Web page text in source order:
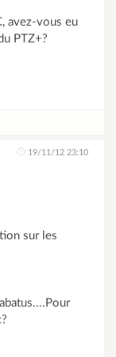
avez-vous eu
PTZ+?
19/11/12 23:10
sur les